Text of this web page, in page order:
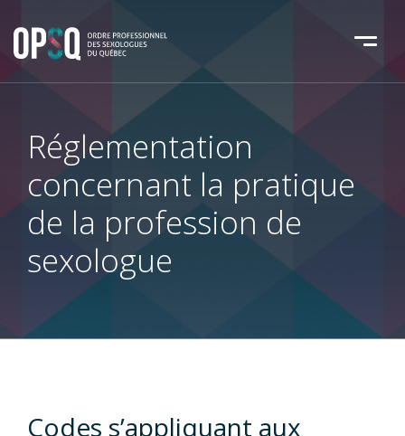
Réglementation
concernant la pratique
de la profession de
sexologue
Codes s’appliquant aux